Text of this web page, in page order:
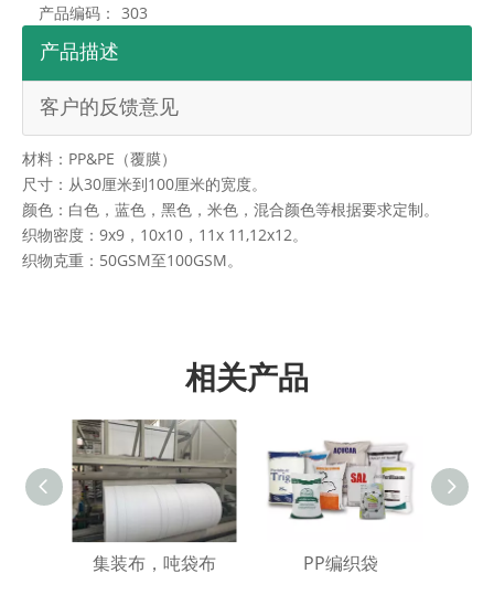
产品编码： 303
产品描述
客户的反馈意见
材料：PP&PE（覆膜）
尺寸：从30厘米到100厘米的宽度。
颜色：白色，蓝色，黑色，米色，混合颜色等根据要求定制。
织物密度：9x9，10x10，11x 11,12x12。
织物克重：50GSM至100GSM。
相关产品
集装布，吨袋布 PP编织袋